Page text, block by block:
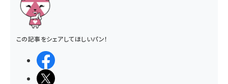
この記事をシェアしてほしいパン！